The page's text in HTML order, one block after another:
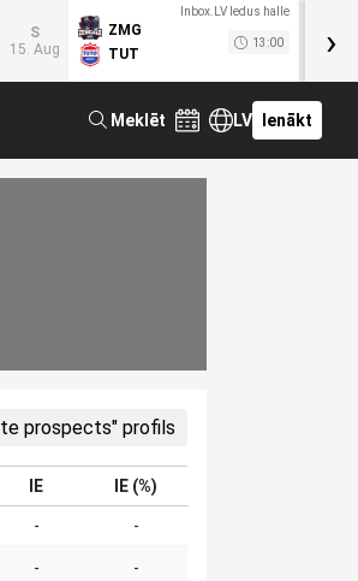
S
15. Aug
Inbox.LV ledus halle
ZMG
TUT
13:00 ›
Meklēt LV Ienākt
prospects" profils
IE IE (%)
- -
- -